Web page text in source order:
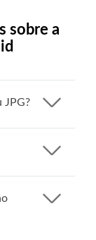
sobre a
JPG?